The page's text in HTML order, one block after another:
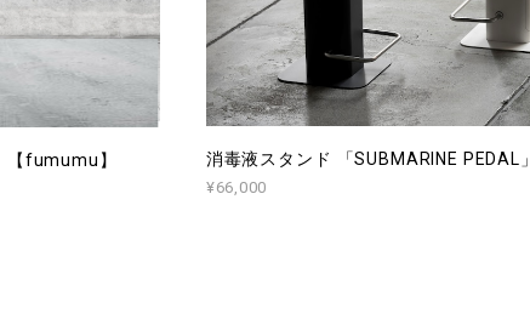
fumumu】 消毒液スタンド 「SUBMARINE PEDAL」
¥66,000